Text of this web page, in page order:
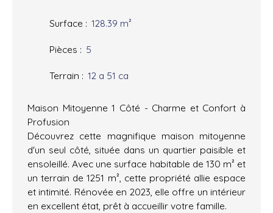
Surface : 128.39 m²
Pièces : 5
Terrain : 12 a 51 ca
Maison Mitoyenne 1 Côté - Charme et Confort à
Profusion
Découvrez cette magnifique maison mitoyenne
d'un seul côté, située dans un quartier paisible et
ensoleillé. Avec une surface habitable de 130 m² et
un terrain de 1251 m², cette propriété allie espace
et intimité. Rénovée en 2023, elle offre un intérieur
en excellent état, prêt à accueillir votre famille.